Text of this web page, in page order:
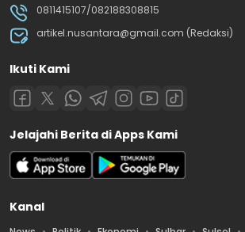
0811415107/082188308815
artikel.nusantara@gmail.com (Redaksi)
Ikuti Kami
Jelajahi Berita di Apps Kami
Kanal